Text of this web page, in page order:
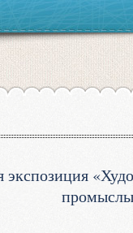
экспозиция